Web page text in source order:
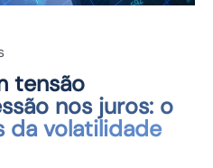
tensão
nos juros: o
da volatilidade